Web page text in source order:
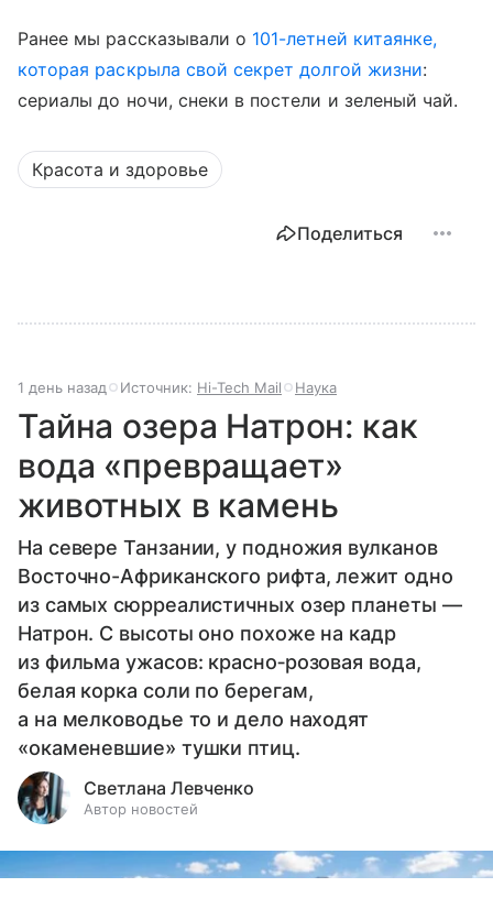
Ранее мы рассказывали о 101-летней китаянке,
которая раскрыла свой секрет долгой жизни:
сериалы до ночи, снеки в постели и зеленый чай.
Красота и здоровье
Поделиться
1 день назад Источник: Hi-Tech Mail Наука
Тайна озера Натрон: как
вода «превращает»
животных в камень
На севере Танзании, у подножия вулканов
Восточно-Африканского рифта, лежит одно
из самых сюрреалистичных озер планеты —
Натрон. С высоты оно похоже на кадр
из фильма ужасов: красно‑розовая вода,
белая корка соли по берегам,
а на мелководье то и дело находят
«окаменевшие» тушки птиц.
Светлана Левченко
Автор новостей